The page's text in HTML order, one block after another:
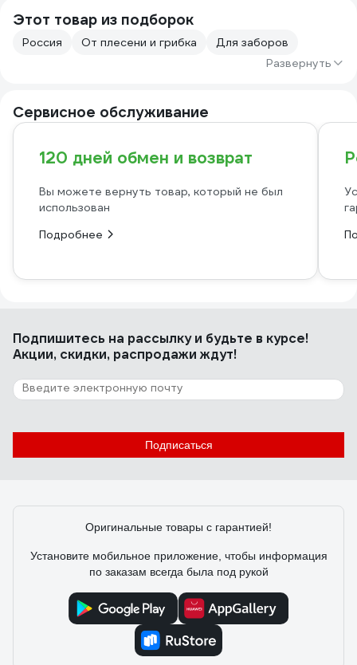
Этот товар из подборок
Россия От плесени и грибка
Для заборов
Развернуть
Сервисное обслуживание
120 дней обмен и возврат
Вы можете вернуть товар, который не был
использован
Подробнее
Подпишитесь на рассылкуи будьте в курсе!
Акции, скидки, распродажи ждут!
Подписаться
Оригинальные товары с гарантией!
Установите мобильное приложение, чтобы информация
по заказам всегда была под рукой